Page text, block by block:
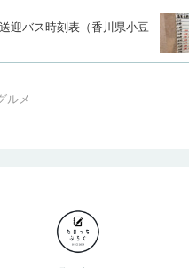
迎バス時刻表（香川県小豆
ルメ